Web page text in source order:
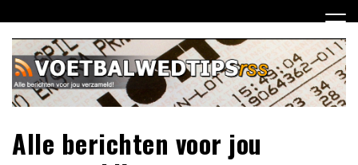
naar
inhoud
Alle berichten voor jou